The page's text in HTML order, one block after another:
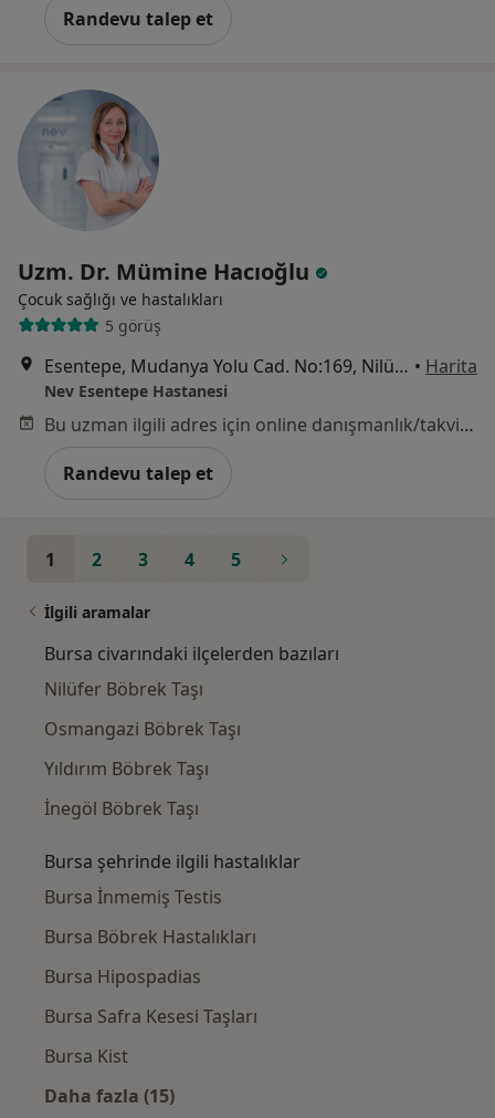
Randevu talep et
Uzm. Dr. Mümine Hacıoğlu
Çocuk sağlığı ve hastalıkları
5 görüş
Esentepe, Mudanya Yolu Cad. No:169, Nilüfer • Harita
Nev Esentepe Hastanesi
Bu uzman ilgili adres için online danışmanlık/takvim sunmuyor.
Randevu talep et
1 2 3 4 5
İlgili aramalar
Bursa civarındaki ilçelerden bazıları
Nilüfer Böbrek Taşı
Osmangazi Böbrek Taşı
Yıldırım Böbrek Taşı
İnegöl Böbrek Taşı
Bursa şehrinde ilgili hastalıklar
Bursa İnmemiş Testis
Bursa Böbrek Hastalıkları
Bursa Hipospadias
Bursa Safra Kesesi Taşları
Bursa Kist
Daha fazla (15)